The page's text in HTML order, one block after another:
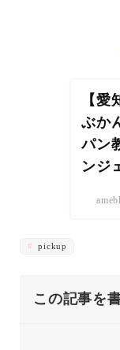
【
ぶか
パン
ンジ
pickup
この記事を